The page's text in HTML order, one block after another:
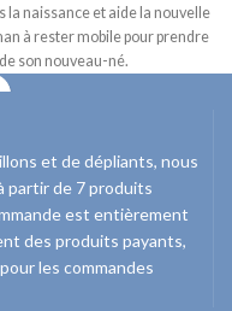
la naissance et aide la nouvelle
à rester mobile pour prendre
son nouveau-né.
et de dépliants, nous
partir de 7 produits
est entièrement
des produits payants,
les commandes